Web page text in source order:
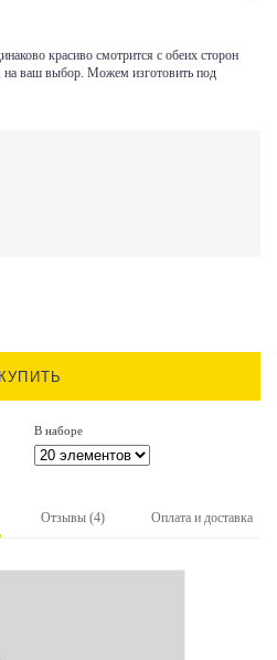
красиво смотрится с обеих сторон
на ваш выбор. Можем изготовить под
КУПИТЬ
В наборе
Отзывы (4) Оплата и доставка